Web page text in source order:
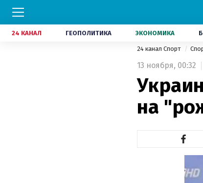
24 КАНАЛ ГЕОПОЛИТИКА ЭКОНОМИКА
24 канал Спорт
13 ноября, 00:32
на